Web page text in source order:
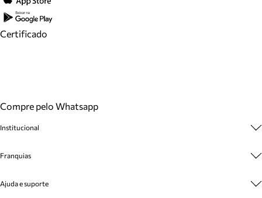
Certificado
Compre pelo Whatsapp
Institucional
Cashback
Venda Corporativa
Franquias
Plano de Negócio
Ajuda e suporte